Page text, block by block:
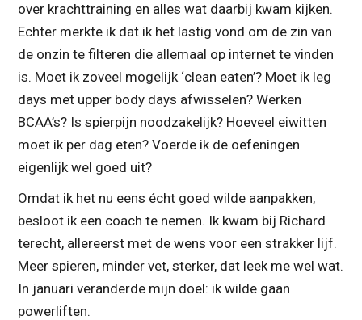
over krachttraining en alles wat daarbij kwam kijken.
Echter merkte ik dat ik het lastig vond om de zin van
de onzin te filteren die allemaal op internet te vinden
is. Moet ik zoveel mogelijk ‘clean eaten’? Moet ik leg
days met upper body days afwisselen? Werken
BCAA’s? Is spierpijn noodzakelijk? Hoeveel eiwitten
moet ik per dag eten? Voerde ik de oefeningen
eigenlijk wel goed uit?
Omdat ik het nu eens écht goed wilde aanpakken,
besloot ik een coach te nemen. Ik kwam bij Richard
terecht, allereerst met de wens voor een strakker lijf.
Meer spieren, minder vet, sterker, dat leek me wel wat.
In januari veranderde mijn doel: ik wilde gaan
powerliften.